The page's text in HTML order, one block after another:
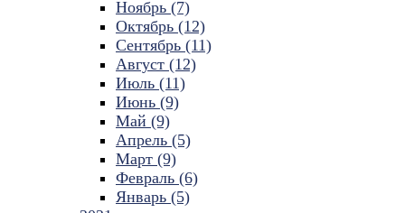
Ноябрь (7)
Октябрь (12)
Сентябрь (11)
Август (12)
Июль (11)
Июнь (9)
Май (9)
Апрель (5)
Март (9)
Февраль (6)
Январь (5)